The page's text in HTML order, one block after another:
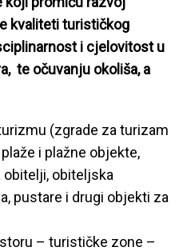
kvaliteti turističkog
i cjelovitost u
te očuvanju okoliša, a
(zgrade za turizam
i plažne objekte,
obiteljska
pustare i drugi objekti za
– turističke zone –